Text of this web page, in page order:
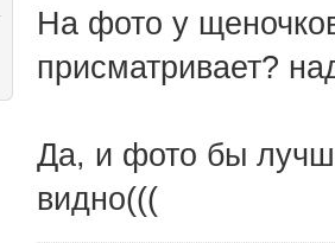
На фото у
присматривает?
Да, и фото бы
видно(((